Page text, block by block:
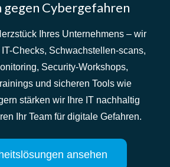
gegen Cybergefahren
Ihres Unternehmens – wir
Checks, Schwachstellen-scans,
Security-Workshops,
und sicheren Tools wie
stärken wir Ihre IT nachhaltig
Ihr Team für digitale Gefahren.
ansehen